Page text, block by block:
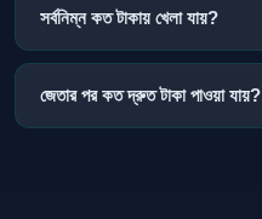
সর্বনিম্ন কত টাকায় খেলা যায়?
জেতার পর কত দ্রুত টাকা পাওয়া যায়?